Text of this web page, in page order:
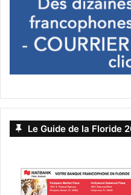
Le Guide de la Floride